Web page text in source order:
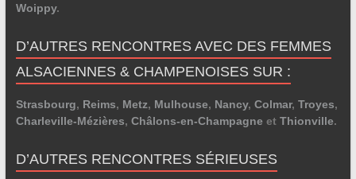
Woippy.
D’AUTRES RENCONTRES AVEC DES FEMMES
ALSACIENNES & CHAMPENOISES SUR :
Strasbourg, Reims, Metz, Mulhouse, Nancy, Colmar, Troyes,
Charleville-Mézières, Châlons-en-Champagne et Thionville.
D’AUTRES RENCONTRES SÉRIEUSES